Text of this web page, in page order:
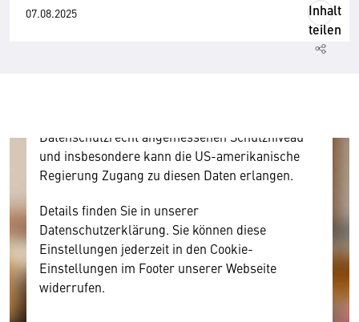
07.08.2025
Inhalt
teilen
Inhalt anzeigen. Dafür benötigen wir allerdings
Datenschutzrecht angemessenen Schutzniveau
und insbesondere kann die US-amerikanische
Regierung Zugang zu diesen Daten erlangen.
Details finden Sie in unserer
Datenschutzerklärung. Sie können diese
Einstellungen jederzeit in den Cookie-
Einstellungen im Footer unserer Webseite
widerrufen.